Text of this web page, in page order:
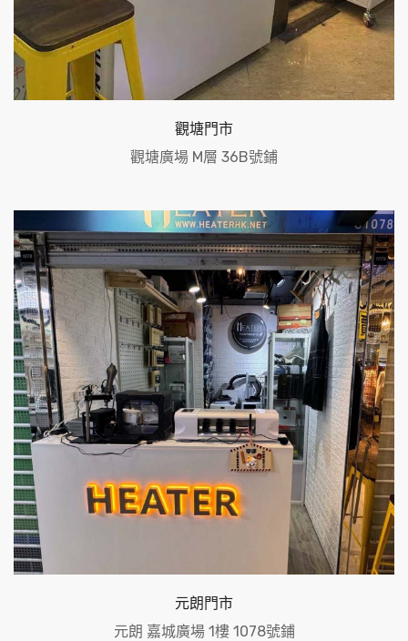
觀塘門市
觀塘廣場 M層 36B號鋪
元朗門市
元朗 嘉城廣場 1樓 1078號鋪